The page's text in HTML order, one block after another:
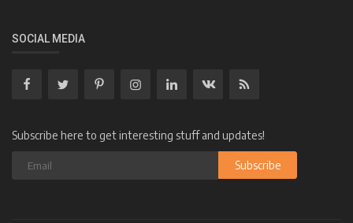
SOCIAL MEDIA
Subscribe here to get interesting stuff and updates!
Subscribe